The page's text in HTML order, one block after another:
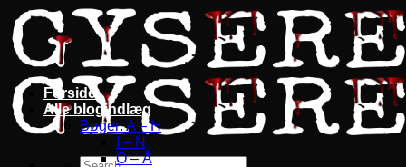
Fortsæt
til
indhold
Forside
Alle blogindlæg
Bøger: A – H
I – N
O – Å